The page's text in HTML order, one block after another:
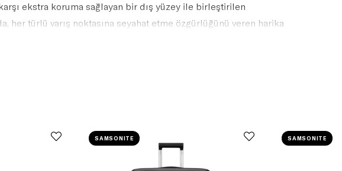
ekstra koruma sağlayan bir dış yüzey ile birleştirilen
her türlü varış noktasına seyahat etme özgürlüğünü veren harika
SAMSONITE SAMSONITE